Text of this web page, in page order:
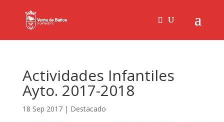
Actividades Infantiles
Ayto. 2017-2018
18 Sep 2017| Destacado